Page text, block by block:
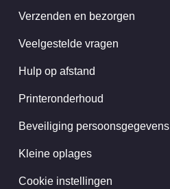
Verzenden en bezorgen
Veelgestelde vragen
Hulp op afstand
Printeronderhoud
Beveiliging persoonsgegevens
Kleine oplages
Cookie instellingen